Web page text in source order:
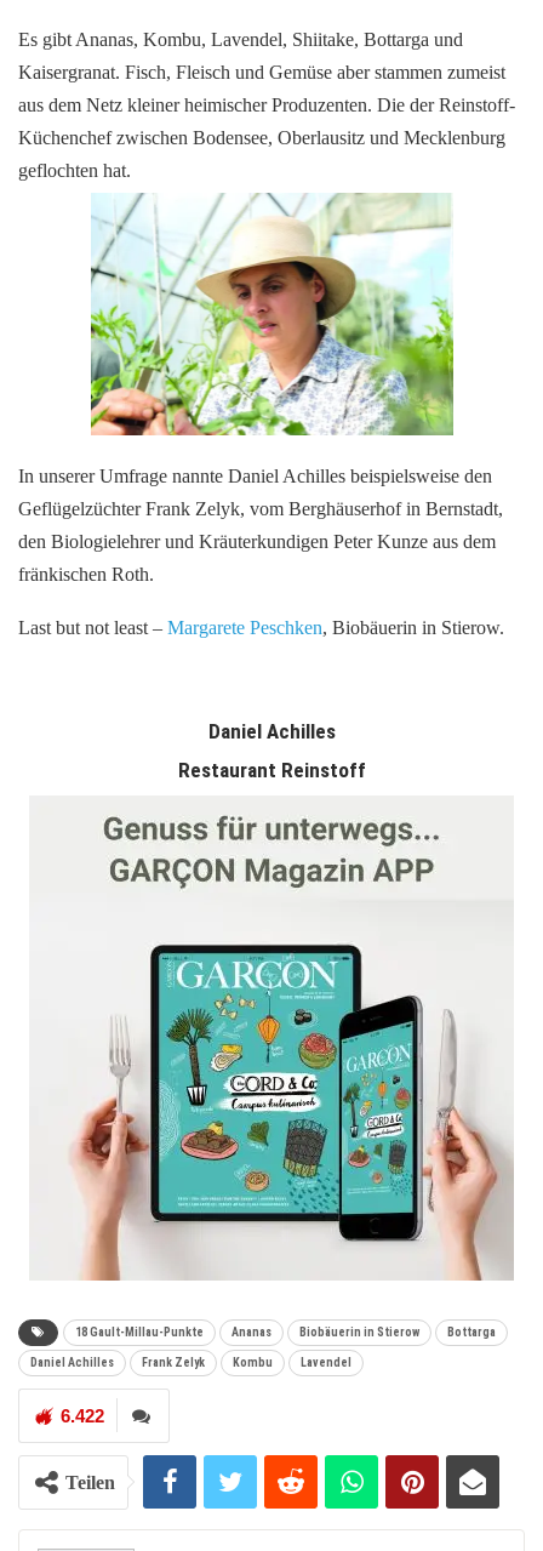
Es gibt Ananas, Kombu, Lavendel, Shiitake, Bottarga und
Kaisergranat. Fisch, Fleisch und Gemüse aber stammen zumeist
aus dem Netz kleiner heimischer Produzenten. Die der Reinstoff-
Küchenchef zwischen Bodensee, Oberlausitz und Mecklenburg
geflochten hat.
In unserer Umfrage nannte Daniel Achilles beispielsweise den
Geflügelzüchter Frank Zelyk, vom Berghäuserhof in Bernstadt,
den Biologielehrer und Kräuterkundigen Peter Kunze aus dem
fränkischen Roth.
Last but not least – Margarete Peschken, Biobäuerin in Stierow.
Daniel Achilles
Restaurant Reinstoff
18 Gault-Millau-Punkte Ananas Biobäuerin in Stierow Bottarga
Daniel Achilles Frank Zelyk Kombu Lavendel
6.422
Teilen